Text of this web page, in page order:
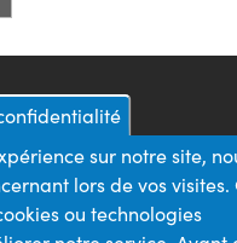
sur notre site,
lors de vos visites.
ou technologies